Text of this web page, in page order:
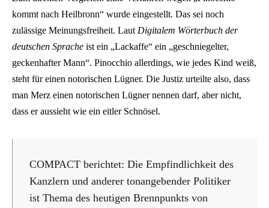
kommt nach Heilbronn“ wurde eingestellt. Das sei noch
zulässige Meinungsfreiheit. LautDigitalem Wörterbuch der
deutschen Sprache ist ein „Lackaffe“ ein „geschniegelter,
geckenhafter Mann“. Pinocchio allerdings, wie jedes Kind weiß,
steht für einen notorischen Lügner. Die Justiz urteilte also, dass
man Merz einen notorischen Lügner nennen darf, aber nicht,
dass er aussieht wie ein eitler Schnösel.
COMPACT berichtet: Die Empfindlichkeit des
Kanzlern und anderer tonangebender Politiker
ist Thema des heutigen Brennpunkts von